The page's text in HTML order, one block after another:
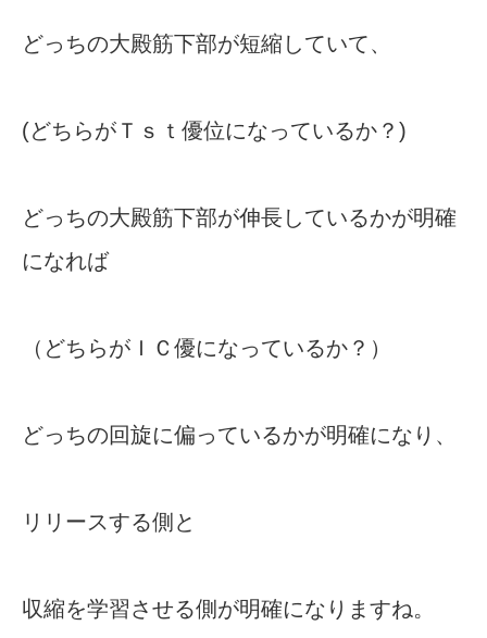
どっちの大殿筋下部が短縮していて、
(どちらがＴｓｔ優位になっているか？)
どっちの大殿筋下部が伸長しているかが明確
になれば
（どちらがＩＣ優になっているか？）
どっちの回旋に偏っているかが明確になり、
リリースする側と
収縮を学習させる側が明確になりますね。